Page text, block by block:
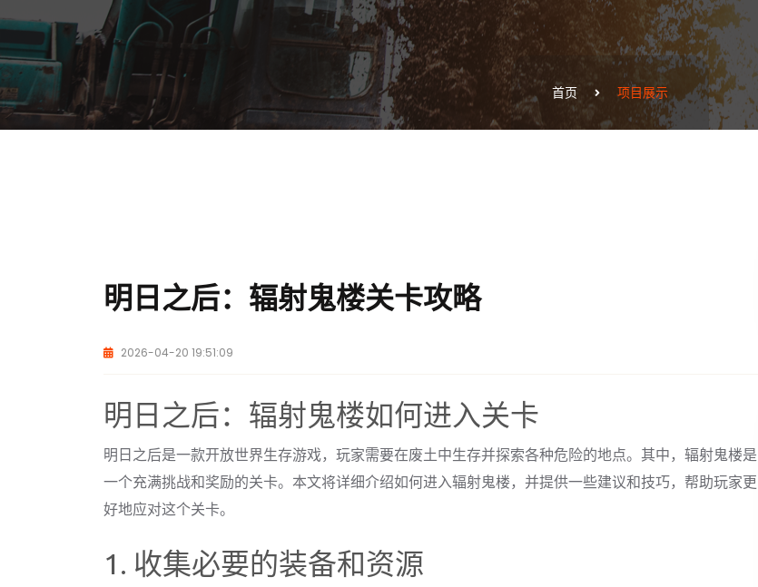
首页 项目展示
明日之后：辐射鬼楼关卡攻略
2026-04-20 19:51:09
明日之后：辐射鬼楼如何进入关卡
明日之后是一款开放世界生存游戏，玩家需要在废土中生存并探索各种危险的地点。其中，辐射鬼楼是
一个充满挑战和奖励的关卡。本文将详细介绍如何进入辐射鬼楼，并提供一些建议和技巧，帮助玩家更
好地应对这个关卡。
1. 收集必要的装备和资源